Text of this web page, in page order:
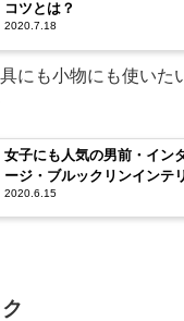
コツとは？
2020.7.18
にも小物にも使いた
女子にも人気の男前・イン
ージ・ブルックリンインテ
2020.6.15